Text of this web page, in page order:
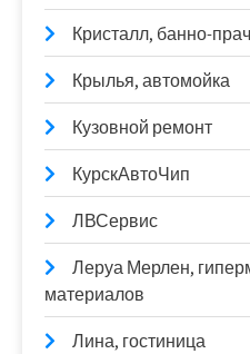
Кристалл, банно-
Крылья, автомойка
Кузовной ремонт
КурскАвтоЧип
ЛВСервис
Леруа Мерлен,
материалов
Лина, гостиница